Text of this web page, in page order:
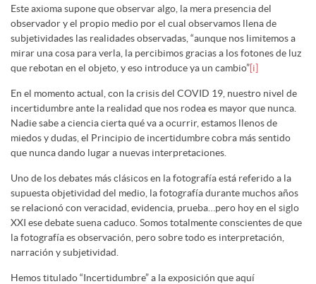
Este axioma supone que observar algo, la mera presencia del
observador y el propio medio por el cual observamos llena de
subjetividades las realidades observadas, “aunque nos limitemos a
mirar una cosa para verla, la percibimos gracias a los fotones de luz
que rebotan en el objeto, y eso introduce ya un cambio”[i]
En el momento actual, con la crisis del COVID 19, nuestro nivel de
incertidumbre ante la realidad que nos rodea es mayor que nunca.
Nadie sabe a ciencia cierta qué va a ocurrir, estamos llenos de
miedos y dudas, el Principio de incertidumbre cobra más sentido
que nunca dando lugar a nuevas interpretaciones.
Uno de los debates más clásicos en la fotografía está referido a la
supuesta objetividad del medio, la fotografía durante muchos años
se relacionó con veracidad, evidencia, prueba…pero hoy en el siglo
XXI ese debate suena caduco. Somos totalmente conscientes de que
la fotografía es observación, pero sobre todo es interpretación,
narración y subjetividad.
Hemos titulado “Incertidumbre” a la exposición que aquí